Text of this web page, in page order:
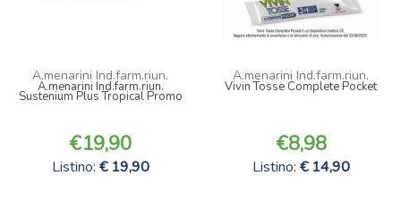
A.menarini Ind.farm.riun.
A.menarini Ind.farm.riun.
Sustenium Plus Tropical Promo
19,90
Listino: 19,90
A.menarini Ind.farm.riun.
Vivin Tosse Complete Pocket
8,98
Listino: 14,90